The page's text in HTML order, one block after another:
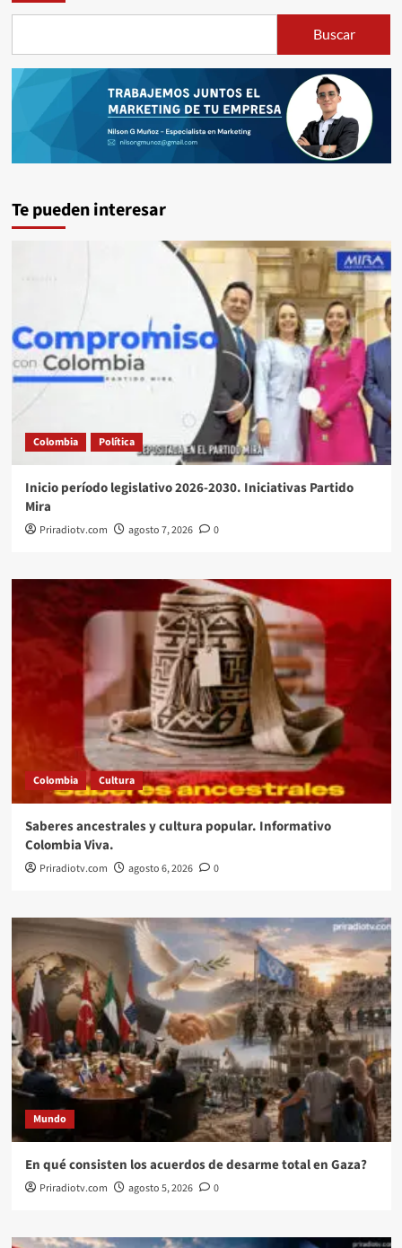
Buscar
Te pueden interesar
Colombia Política
Inicio período legislativo 2026-2030. Iniciativas Partido
Mira
Priradiotv.com agosto 7, 2026 0
Colombia Cultura
Saberes ancestrales y cultura popular. Informativo
Colombia Viva.
Priradiotv.com agosto 6, 2026 0
Mundo
En qué consisten los acuerdos de desarme total en Gaza?
Priradiotv.com agosto 5, 2026 0